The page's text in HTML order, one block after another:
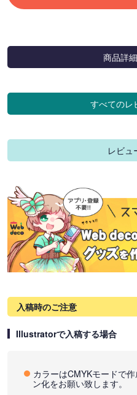
商品詳
すべてのレ
レビュ
入稿時のご注意
Illustratorで入稿する場合
カラーはCMYKモードで
ン化をお願い致します。